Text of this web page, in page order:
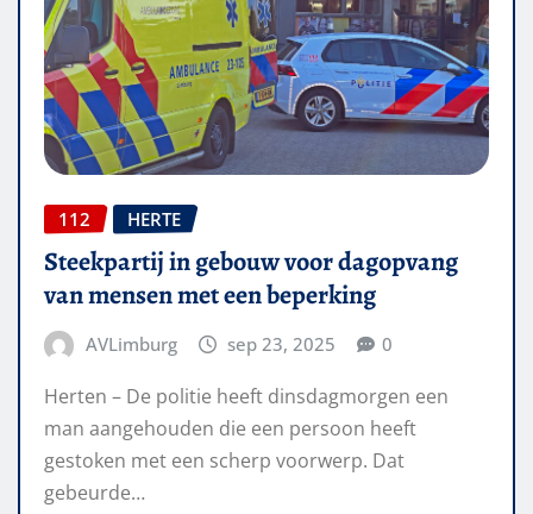
112 HERTE
Steekpartij in gebouw voor dagopvang
van mensen met een beperking
AVLimburg sep 23, 2025 0
Herten – De politie heeft dinsdagmorgen een
man aangehouden die een persoon heeft
gestoken met een scherp voorwerp. Dat
gebeurde…